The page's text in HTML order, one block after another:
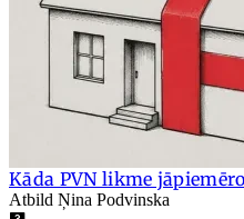
Kāda PVN likme
Atbild Ņina Podvinska